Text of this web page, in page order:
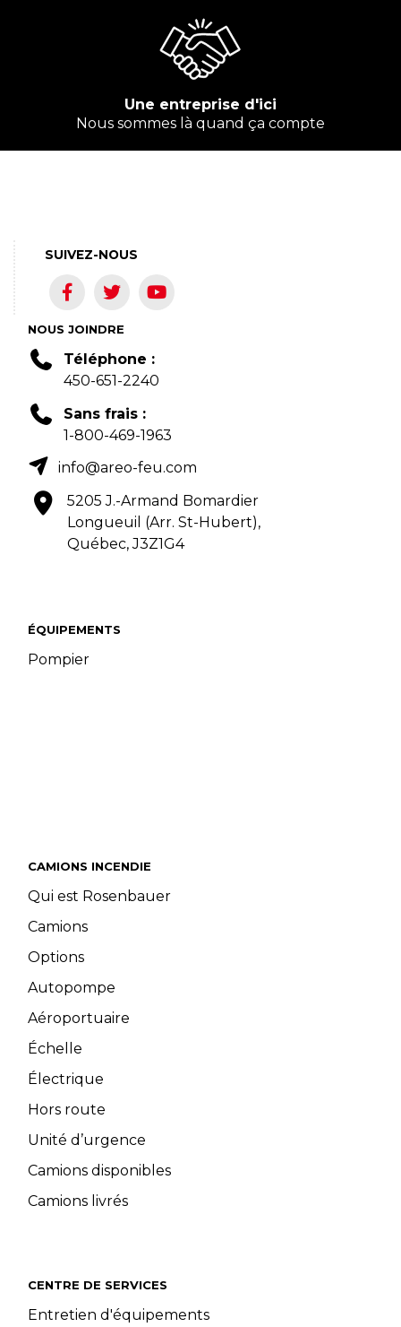
Une entreprise d'ici
Nous sommes là quand ça compte
ÉQUIPEMENTS
Pompier
CAMIONS INCENDIE
Qui est Rosenbauer
Camions
Options
Autopompe
Aéroportuaire
Échelle
Électrique
Hors route
Unité d’urgence
Camions disponibles
Camions livrés
CENTRE DE SERVICES
Entretien d'équipements
NOUS JOINDRE
Téléphone :
450-651-2240
Sans frais :
1-800-469-1963
info@areo-feu.com
5205 J.-Armand Bomardier
Longueuil (Arr. St-Hubert),
Québec, J3Z1G4
SUIVEZ-NOUS